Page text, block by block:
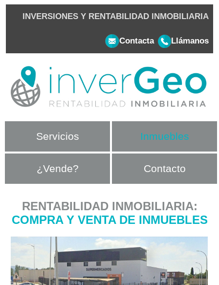
INVERSIONES Y RENTABILIDAD INMOBILIARIA
Contacta Llámanos
Servicios Inmuebles
¿Vende? Contacto
RENTABILIDAD INMOBILIARIA:
COMPRA Y VENTA DE INMUEBLES